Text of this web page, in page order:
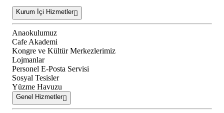
Kurum İçi Hizmetler
Anaokulumuz
Cafe Akademi
Kongre ve Kültür Merkezlerimiz
Lojmanlar
Personel E-Posta Servisi
Sosyal Tesisler
Yüzme Havuzu
Genel Hizmetler